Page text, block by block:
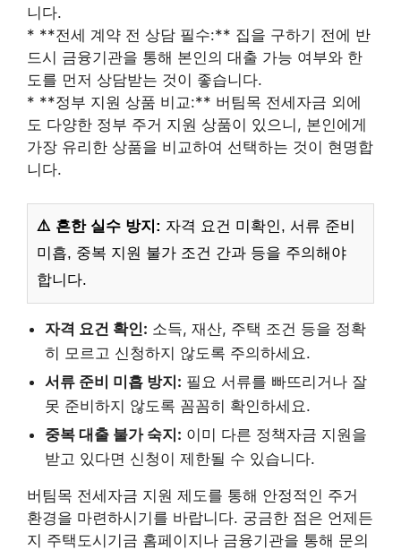
니다.
* **전세 계약 전 상담 필수:** 집을 구하기 전에 반
드시 금융기관을 통해 본인의 대출 가능 여부와 한
도를 먼저 상담받는 것이 좋습니다.
* **정부 지원 상품 비교:** 버팀목 전세자금 외에
도 다양한 정부 주거 지원 상품이 있으니, 본인에게
가장 유리한 상품을 비교하여 선택하는 것이 현명합
니다.
⚠️ 흔한 실수 방지: 자격 요건 미확인, 서류 준비
미흡, 중복 지원 불가 조건 간과 등을 주의해야
합니다.
자격 요건 확인: 소득, 재산, 주택 조건 등을 정확
히 모르고 신청하지 않도록 주의하세요.
서류 준비 미흡 방지: 필요 서류를 빠뜨리거나 잘
못 준비하지 않도록 꼼꼼히 확인하세요.
중복 대출 불가 숙지: 이미 다른 정책자금 지원을
받고 있다면 신청이 제한될 수 있습니다.
버팀목 전세자금 지원 제도를 통해 안정적인 주거
환경을 마련하시기를 바랍니다. 궁금한 점은 언제든
지 주택도시기금 홈페이지나 금융기관을 통해 문의